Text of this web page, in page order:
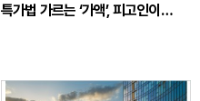
특가법 가르는 ‘가액’, 피고인이